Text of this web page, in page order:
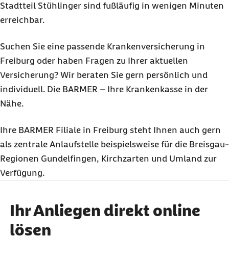
Stadtteil Stühlinger sind fußläufig in wenigen Minuten
erreichbar.
Suchen Sie eine passende Krankenversicherung in
Freiburg oder haben Fragen zu Ihrer aktuellen
Versicherung? Wir beraten Sie gern persönlich und
individuell. Die BARMER – Ihre Krankenkasse in der
Nähe.
Ihre BARMER Filiale in Freiburg steht Ihnen auch gern
als zentrale Anlaufstelle beispielsweise für die Breisgau-
Regionen Gundelfingen, Kirchzarten und Umland zur
Verfügung.
Ihr Anliegen direkt online
lösen